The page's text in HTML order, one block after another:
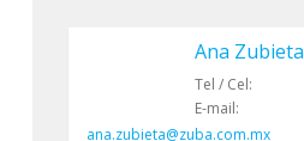
Ana Zubieta
Tel / Cel:
E-mail:
ana.zubieta@zuba.com.mx